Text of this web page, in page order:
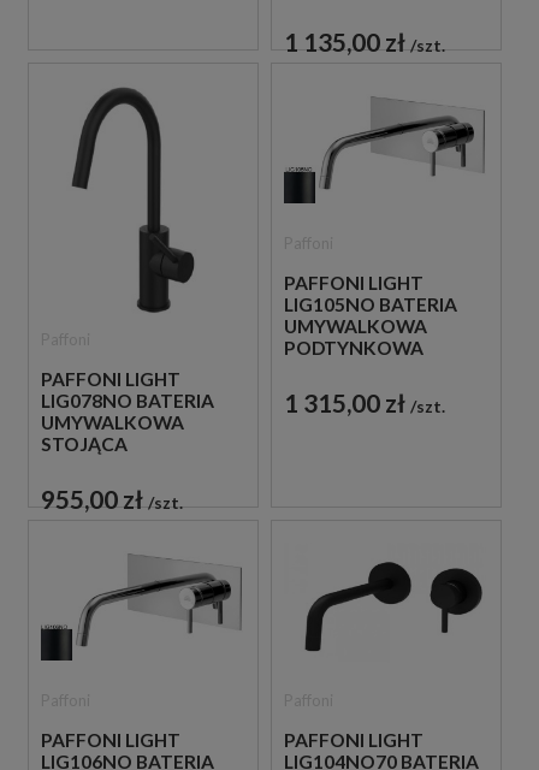
CZARNA
1 135,00 zł szt.
PAFFONI LIGHT
LIG078NO BATERIA
UMYWALKOWA
STOJĄCA
CZARNA
955,00 zł szt.
PAFFONI LIGHT
LIG105NO BATERIA
UMYWALKOWA
PODTYNKOWA
CZARNA
1 315,00 zł szt.
PAFFONI LIGHT
LIG106NO BATERIA
PAFFONI LIGHT
LIG104NO70 BATERIA